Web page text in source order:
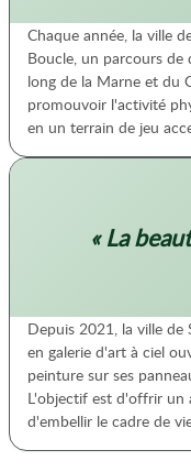
Chaque année, la ville
Boucle, un parcours
long de la Marne et du
promouvoir l'activité
en un terrain de jeu
« La
Depuis 2021, la ville
en galerie d'art à ciel
peinture sur ses
L'objectif est d'offrir un
d'embellir le cadre de